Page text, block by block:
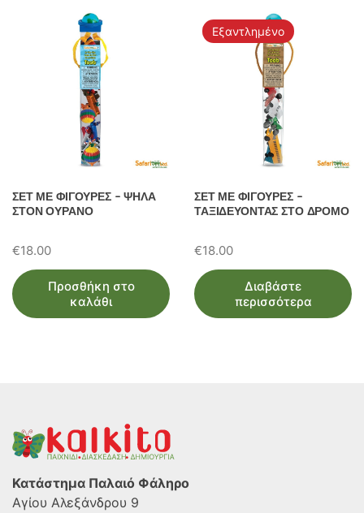
ΣΕΤ ΜΕ ΦΙΓΟΥΡΕΣ – ΨΗΛΑ
ΣΤΟΝ ΟΥΡΑΝΟ
€18.00
Προσθήκη στο
καλάθι
Εξαντλημένο
ΣΕΤ ΜΕ ΦΙΓΟΥΡΕΣ –
ΤΑΞΙΔΕΥΟΝΤΑΣ ΣΤΟ ΔΡΟΜΟ
€18.00
Διαβάστε
περισσότερα
Κατάστημα Παλαιό Φάληρο
Αγίου Αλεξάνδρου 9